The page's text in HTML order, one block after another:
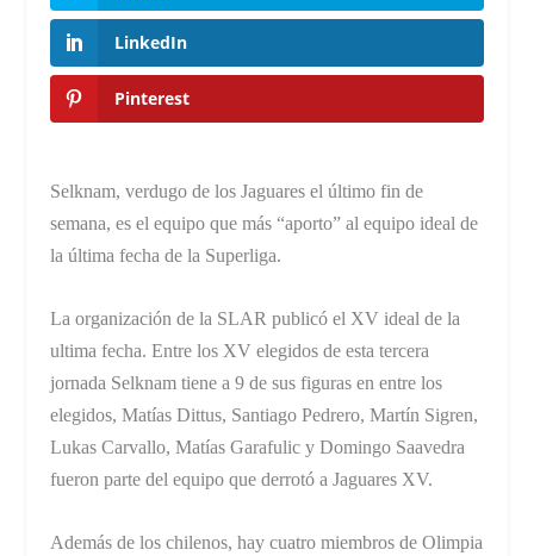
LinkedIn
Pinterest
Selknam, verdugo de los Jaguares el último fin de
semana, es el equipo que más “aporto” al equipo ideal de
la última fecha de la Superliga.
La organización de la SLAR publicó el XV ideal de la
ultima fecha. Entre los XV elegidos de esta tercera
jornada Selknam tiene a 9 de sus figuras en entre los
elegidos, Matías Dittus, Santiago Pedrero, Martín Sigren,
Lukas Carvallo, Matías Garafulic y Domingo Saavedra
fueron parte del equipo que derrotó a Jaguares XV.
Además de los chilenos, hay cuatro miembros de Olimpia